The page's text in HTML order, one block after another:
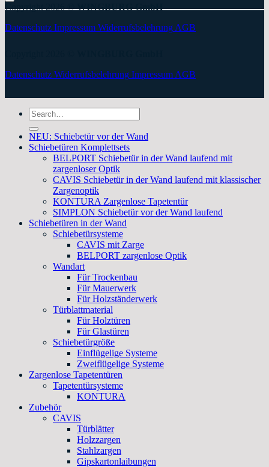
Copyright 2026 ©WINGBURG GmbH
Datenschutz Impressum Widerrufsbelehrung AGB
Datenschutz Widerrufsbelehrung Impressum AGB
Search
for:
NEU: Schiebetür vor der Wand
Schiebetüren Komplettsets
BELPORT Schiebetür in der Wand laufend mit
zargenloser Optik
CAVIS Schiebetür in der Wand laufend mit klassischer
Zargenoptik
KONTURA Zargenlose Tapetentür
SIMPLON Schiebetür vor der Wand laufend
Schiebetüren in der Wand
Schiebetürsysteme
CAVIS mit Zarge
BELPORT zargenlose Optik
Wandart
Für Trockenbau
Für Mauerwerk
Für Holzständerwerk
Türblattmaterial
Für Holztüren
Für Glastüren
Schiebetürgröße
Einflügelige Systeme
Zweiflügelige Systeme
Zargenlose Tapetentüren
Tapetentürsysteme
KONTURA
Zubehör
CAVIS
Türblätter
Holzzargen
Stahlzargen
Gipskartonlaibungen